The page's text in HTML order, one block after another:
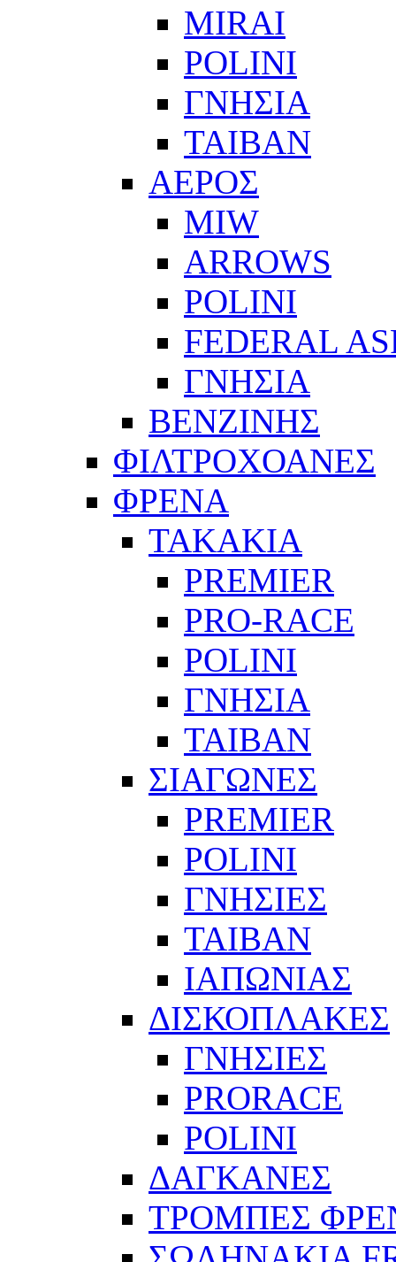
MIRAI
POLINI
ΓΝΗΣΙΑ
ΤΑΙΒΑΝ
ΑΕΡΟΣ
MIW
ARROWS
POLINI
FEDERAL
ΓΝΗΣΙΑ
ΒΕΝΖΙΝΗΣ
ΦΙΛΤΡΟΧΟΑΝΕΣ
ΦΡΕΝΑ
ΤΑΚΑΚΙΑ
PREMIER
PRO-RACE
POLINI
ΓΝΗΣΙΑ
ΤΑΙΒΑΝ
ΣΙΑΓΩΝΕΣ
PREMIER
POLINI
ΓΝΗΣΙΕΣ
ΤΑΙΒΑΝ
ΙΑΠΩΝΙΑΣ
ΔΙΣΚΟΠΛΑΚΕΣ
ΓΝΗΣΙΕΣ
PRORACE
POLINI
ΔΑΓΚΑΝΕΣ
ΤΡΟΜΠΕΣ